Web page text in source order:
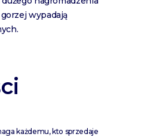
wypadają
każdemu, kto sprzedaje